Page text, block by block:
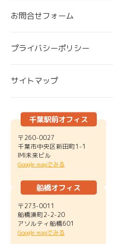
お問合せフォーム
プライバシーポリシー
サイトマップ
千葉駅前オフィス
〒260-0027
千葉市中央区新田町1-1
IMI未来ビル
Google mapでみる
船橋オフィス
〒273-0011
船橋湊町2-2-20
アソルティ船橋601
Google mapでみる